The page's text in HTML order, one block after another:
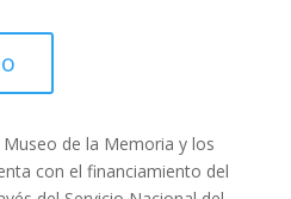
Museo de la Memoria y los
con el financiamiento del